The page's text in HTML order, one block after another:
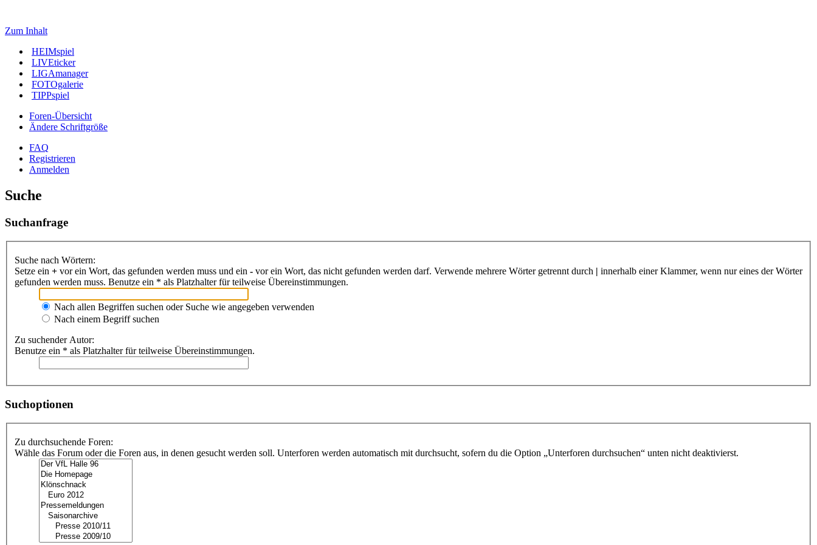
Zum Inhalt
HEIMspiel
LIVEticker
LIGAmanager
FOTOgalerie
TIPPspiel
Foren-Übersicht
Ändere Schriftgröße
FAQ
Registrieren
Anmelden
Suche
Suchanfrage
Suche nach Wörtern:
Setze ein + vor ein Wort, das gefunden werden muss und ein - vor ein Wort, das nicht gefunden werden darf. Verwende mehrere Wörter getrennt durch | innerhalb einer Klammer, wenn nur eines der Wörter
gefunden werden muss. Benutze ein * als Platzhalter für teilweise Übereinstimmungen.
Nach allen Begriffen suchen oder Suche wie angegeben verwenden
Nach einem Begriff suchen
Zu suchender Autor:
Benutze ein * als Platzhalter für teilweise Übereinstimmungen.
Suchoptionen
Zu durchsuchende Foren:
Wähle das Forum oder die Foren aus, in denen gesucht werden soll. Unterforen werden automatisch mit durchsucht, sofern du die Option „Unterforen durchsuchen“ unten nicht deaktivierst.